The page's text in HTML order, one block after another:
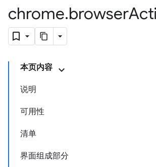
chrome.browser
本页内容
说明
可用性
清单
界面组成部分